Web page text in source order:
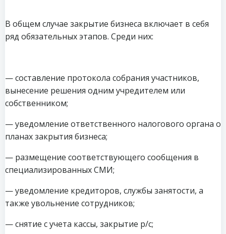
В общем случае закрытие бизнеса включает в себя
ряд обязательных этапов. Среди них:
— составление протокола собрания участников,
вынесение решения одним учредителем или
собственником;
— уведомление ответственного налогового органа о
планах закрытия бизнеса;
— размещение соответствующего сообщения в
специализированных СМИ;
— уведомление кредиторов, службы занятости, а
также увольнение сотрудников;
— снятие с учета кассы, закрытие р/с;